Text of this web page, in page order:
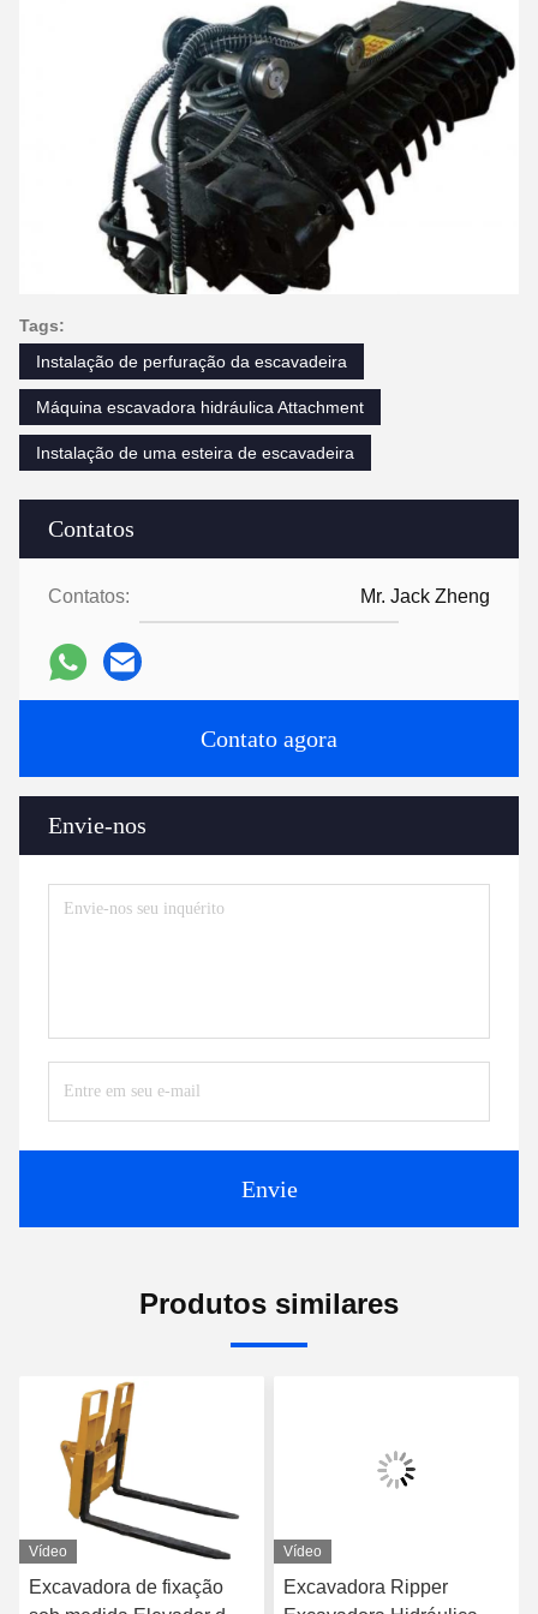
Contatos
Contatos: Mr. Jack Zheng
Contato agora
Envie-nos
Envie
Tags:
Instalação de perfuração da escavadeira
Máquina escavadora hidráulica Attachment
Instalação de uma esteira de escavadeira
Produtos similares
Vídeo
Excavadora de fixação
Vídeo
Excavadora Ripper